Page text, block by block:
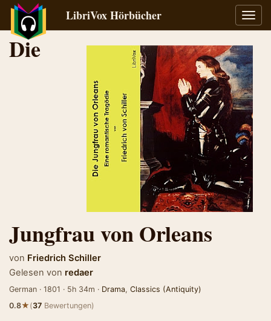
LibriVox Hörbücher
Die
Jungfrau von Orleans
von Friedrich Schiller
Gelesen von redaer
German · 1801 · 5h 34m · Drama, Classics (Antiquity)
0.8★(37 Bewertungen)